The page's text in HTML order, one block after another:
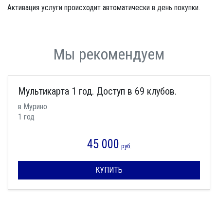
Активация услуги происходит автоматически в день покупки.
Мы рекомендуем
Мультикарта 1 год. Доступ в 69 клубов.
в Мурино
1 год
45 000 руб.
КУПИТЬ